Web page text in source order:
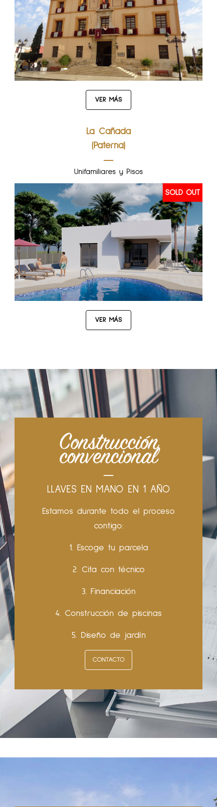
VER MÁS
La Cañada
(Paterna)
Unifamiliares y Pisos
SOLD OUT
VER MÁS
Construcción
convencional
LLAVES EN MANO EN 1 AÑO
Estamos durante todo el proceso
contigo:
1. Escoge tu parcela
2. Cita con técnico
3. Financiación
4. Construcción de piscinas
5. Diseño de jardín
CONTACTO